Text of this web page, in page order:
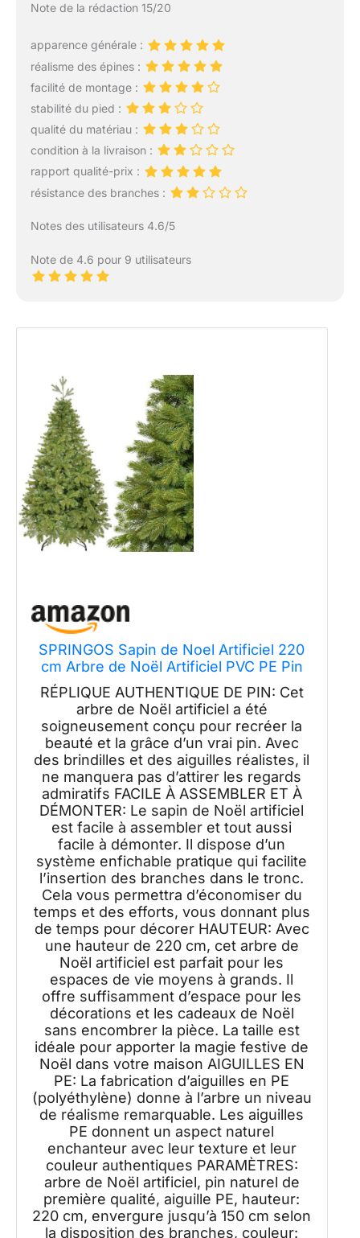
Note de la rédaction 15/20
apparence générale :
réalisme des épines :
facilité de montage :
stabilité du pied :
qualité du matériau :
condition à la livraison :
rapport qualité-prix :
résistance des branches :
Notes des utilisateurs 4.6/5
Note de 4.6 pour 9 utilisateurs
SPRINGOS Sapin de Noel Artificiel 220
cm Arbre de Noël Artificiel PVC PE Pin
Naturel
RÉPLIQUE AUTHENTIQUE DE PIN: Cet
arbre de Noël artificiel a été
soigneusement conçu pour recréer la
beauté et la grâce d’un vrai pin. Avec
des brindilles et des aiguilles réalistes, il
ne manquera pas d’attirer les regards
admiratifs FACILE À ASSEMBLER ET À
DÉMONTER: Le sapin de Noël artificiel
est facile à assembler et tout aussi
facile à démonter. Il dispose d’un
système enfichable pratique qui facilite
l’insertion des branches dans le tronc.
Cela vous permettra d’économiser du
temps et des efforts, vous donnant plus
de temps pour décorer HAUTEUR: Avec
une hauteur de 220 cm, cet arbre de
Noël artificiel est parfait pour les
espaces de vie moyens à grands. Il
offre suffisamment d’espace pour les
décorations et les cadeaux de Noël
sans encombrer la pièce. La taille est
idéale pour apporter la magie festive de
Noël dans votre maison AIGUILLES EN
PE: La fabrication d’aiguilles en PE
(polyéthylène) donne à l’arbre un niveau
de réalisme remarquable. Les aiguilles
PE donnent un aspect naturel
enchanteur avec leur texture et leur
couleur authentiques PARAMÈTRES:
arbre de Noël artificiel, pin naturel de
première qualité, aiguille PE, hauteur:
220 cm, envergure jusqu’à 150 cm selon
la disposition des branches, couleur: